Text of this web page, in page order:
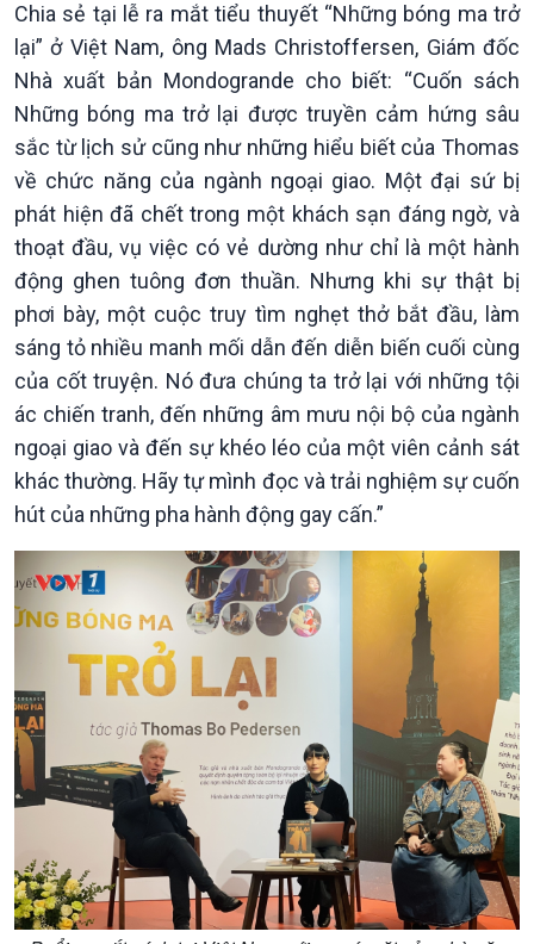
Kinh tế
Tin Kinh tế
Trước giờ mở cửa
Dòng chảy Kinh tế
Sức sống hàng Việt
Tuyên chiến với gian lận
thương mại
Nông nghiệp & Biển đảo
Tin Nông nghiệp & Biển
đảo
Mùa vàng
Biển đảo Việt Nam
đảo
Tìm hiểu biển, đảo Việt
Nam
Chia sẻ tại lễ ra mắt tiểu thuyết “Những bóng ma trở
lại” ở Việt Nam, ông Mads Christoffersen, Giám đốc
Nhà xuất bản Mondogrande cho biết: “Cuốn sách
Những bóng ma trở lại được truyền cảm hứng sâu
sắc từ lịch sử cũng như những hiểu biết của Thomas
về chức năng của ngành ngoại giao. Một đại sứ bị
phát hiện đã chết trong một khách sạn đáng ngờ, và
thoạt đầu, vụ việc có vẻ dường như chỉ là một hành
động ghen tuông đơn thuần. Nhưng khi sự thật bị
phơi bày, một cuộc truy tìm nghẹt thở bắt đầu, làm
sáng tỏ nhiều manh mối dẫn đến diễn biến cuối cùng
của cốt truyện. Nó đưa chúng ta trở lại với những tội
ác chiến tranh, đến những âm mưu nội bộ của ngành
ngoại giao và đến sự khéo léo của một viên cảnh sát
khác thường. Hãy tự mình đọc và trải nghiệm sự cuốn
hút của những pha hành động gay cấn.”